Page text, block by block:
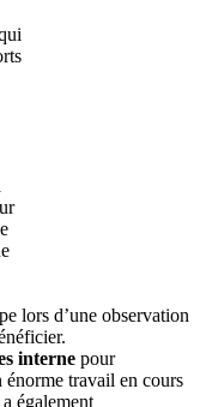
lors d’une observation
interne pour
énorme travail en cours
également